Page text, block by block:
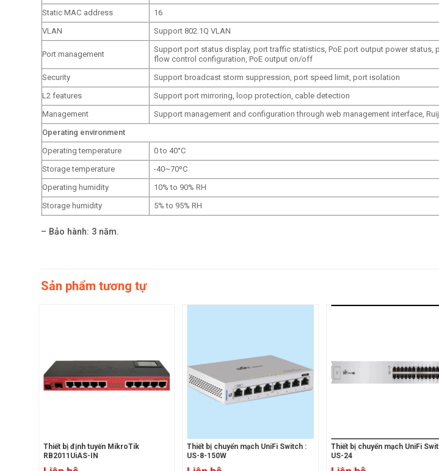
Static MAC address
16
VLAN
Support 802.1Q VLAN
Port management
Support port status display, port traffic statistics, PoE port output power status,
flow control configuration, PoE output on/off
Security
Support broadcast storm suppression, port speed limit, port isolation
L2 features
Support port mirroring, loop protection, cable detection
Management
Support management and configuration through web management interface,
Operating environment
Operating temperature
0 to 40°C
Storage temperature
-40~70ºC
Operating humidity
10% to 90% RH
Storage humidity
5% to 95% RH
– Bảo hành: 3 năm.
Sản phẩm tương tự
Thiết bị định tuyến MikroTik
RB2011UiAS-IN
Thiết bị chuyển mạch UniFi Switch :
US-8-150W
Thiết bị chuyển mạch UniFi
US-24